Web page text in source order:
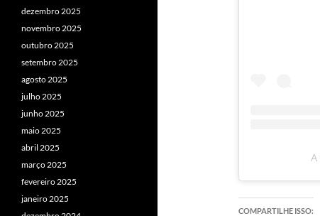
A
COMPARTILHE ISSO:
dezembro 2025
novembro 2025
outubro 2025
setembro 2025
agosto 2025
julho 2025
junho 2025
maio 2025
abril 2025
março 2025
fevereiro 2025
janeiro 2025